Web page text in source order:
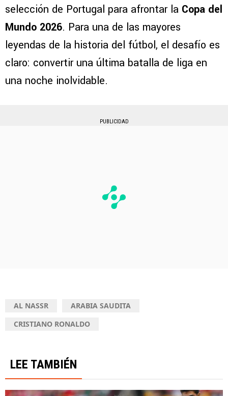
selección de Portugal para afrontar la Copa del
Mundo 2026. Para una de las mayores
leyendas de la historia del fútbol, el desafío es
claro: convertir una última batalla de liga en
una noche inolvidable.
PUBLICIDAD
AL NASSR
ARABIA SAUDITA
CRISTIANO RONALDO
LEE TAMBIÉN